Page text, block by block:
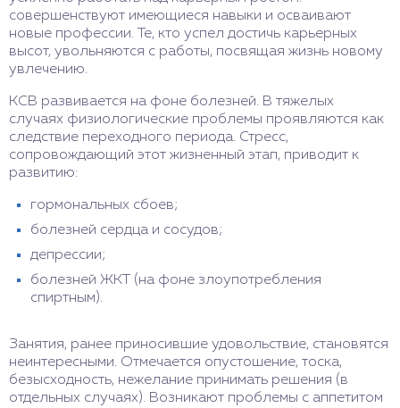
совершенствуют имеющиеся навыки и осваивают
новые профессии. Те, кто успел достичь карьерных
высот, увольняются с работы, посвящая жизнь новому
увлечению.
КСВ развивается на фоне болезней. В тяжелых
случаях физиологические проблемы проявляются как
следствие переходного периода. Стресс,
сопровождающий этот жизненный этап, приводит к
развитию:
гормональных сбоев;
болезней сердца и сосудов;
депрессии;
болезней ЖКТ (на фоне злоупотребления
спиртным).
Занятия, ранее приносившие удовольствие, становятся
неинтересными. Отмечается опустошение, тоска,
безысходность, нежелание принимать решения (в
отдельных случаях). Возникают проблемы с аппетитом